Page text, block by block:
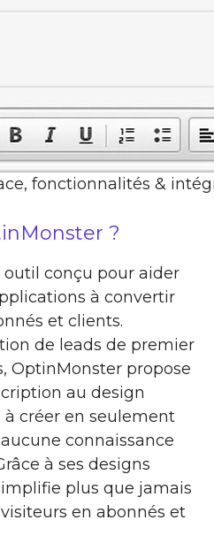
fonctionnalités &
?
conçu pour aider
à convertir
et clients.
de leads de premier
OptinMonster propose
au design
à créer en seulement
connaissance
à ses designs
plus que jamais
en abonnés et